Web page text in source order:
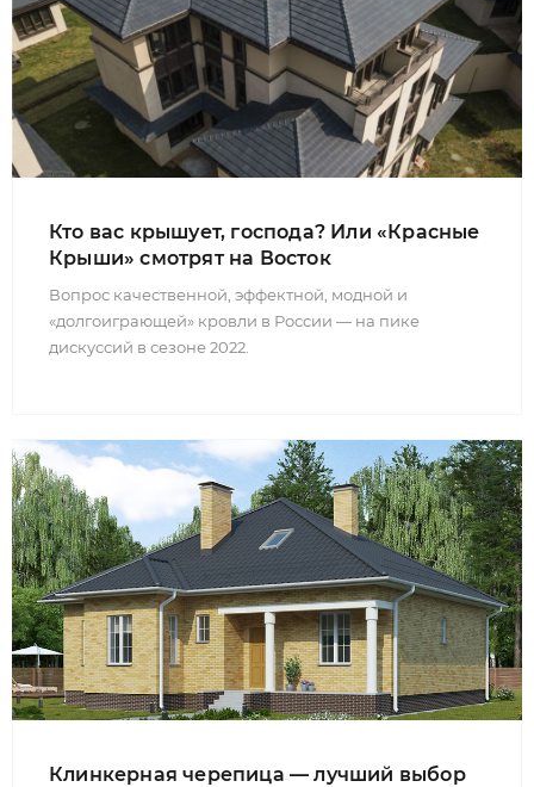
Кто вас крышует, господа? Или «Красные
Крыши» смотрят на Восток
Вопрос качественной, эффектной, модной и
«долгоиграющей» кровли в России — на пике
дискуссий в сезоне 2022.
Клинкерная черепица — лучший выбор